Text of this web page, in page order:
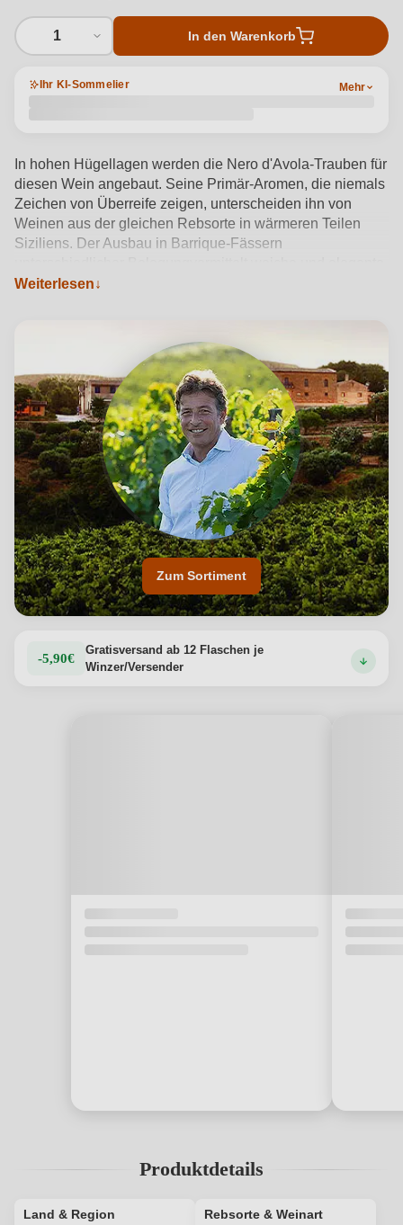
1 In den Warenkorb
Ihr KI-Sommelier Mehr
In hohen Hügellagen werden die Nero d'Avola-Trauben für
diesen Wein angebaut. Seine Primär-Aromen, die niemals
Zeichen von Überreife zeigen, unterscheiden ihn von
Weinen aus der gleichen Rebsorte in wärmeren Teilen
Siziliens. Der Ausbau in Barrique-Fässern
Tannine, der Holz-Charakter ist daher niemals aufdringlich.
Produktdetails anzeigen →
Weiterlesen
Zum Sortiment
-5,90€
Gratisversand ab 12 Flaschen je
Winzer/Versender
Produktdetails
Land & Region
Rebsorte & Weinart